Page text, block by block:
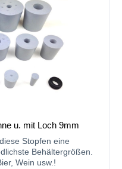
u. mit Loch 9mm
Stopfen eine
Behältergrößen.
Wein usw.!